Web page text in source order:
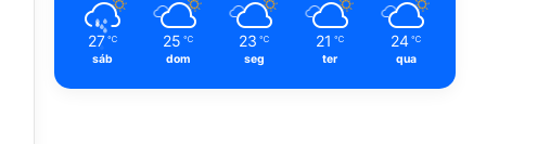
27 ℃
sáb
25 ℃
dom
23 ℃
seg
21 ℃
ter
24 ℃
qua